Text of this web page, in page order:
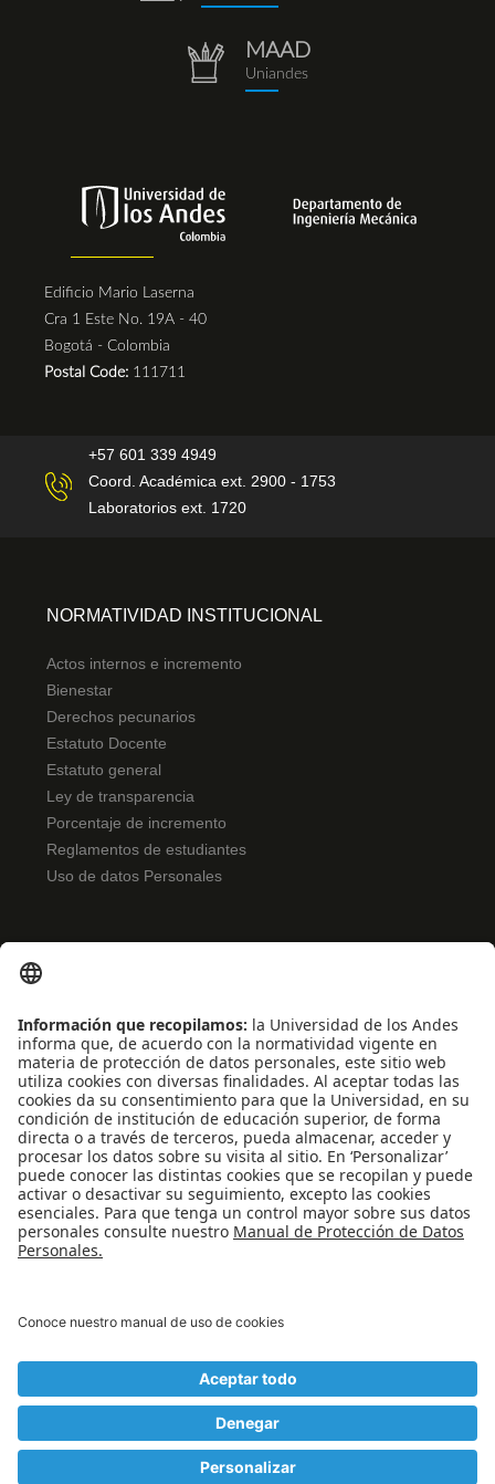
(1).png
repositorio.png
MAAD
Uniandes
Edificio Mario Laserna
Cra 1 Este No. 19A - 40
Bogotá - Colombia
Postal Code: 111711
+57 601 339 4949
Coord. Académica ext. 2900 - 1753
Laboratorios ext. 1720
NORMATIVIDAD INSTITUCIONAL
Actos internos e incremento
Bienestar
Derechos pecunarios
Estatuto Docente
Estatuto general
Ley de transparencia
Porcentaje de incremento
Reglamentos de estudiantes
Uso de datos Personales
Noticias
Eventos
Profesores
Iniciativas estudiantiles
Escuela Internacional de Verano
Apoyo financiero
Software y tecnología
Reconocimiento como Universidad: Decreto 1297 del 30 de mayo de 1964.
Reconocimiento personería jurídica: Resolución 28 del 23 de febrero de 1949